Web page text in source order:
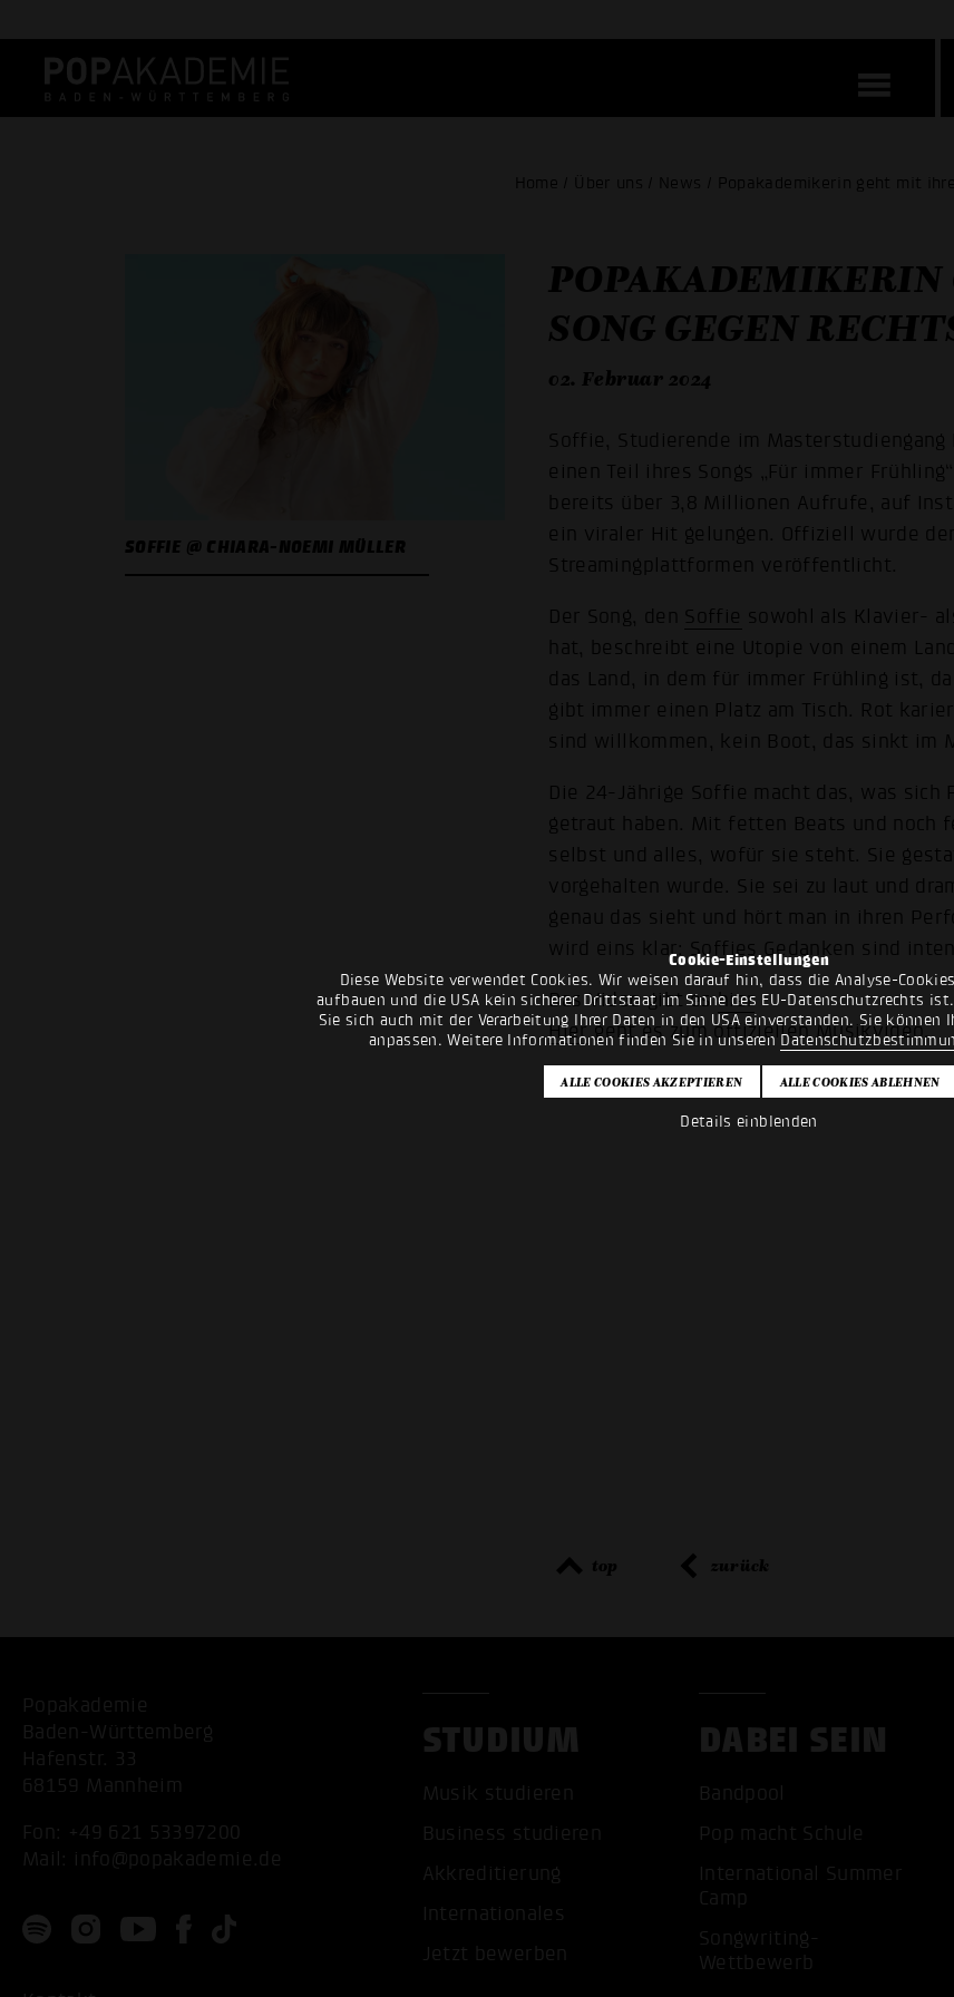
Cookie-Einstellungen
Diese Website verwendet Cookies. Wir weisen darauf hin, dass die Analyse-
aufbauen und die USA kein sicherer Drittstaat im Sinne des EU-Datenschutzrechts
Sie sich auch mit der Verarbeitung Ihrer Daten in den USA einverstanden. Sie können
anpassen. Weitere Informationen finden Sie in unseren
Details einblenden
Home / Über uns / News / Popakademikerin geht mit
SOFFIE @ CHIARA-NOEMI MÜLLER
SONG GEGEN
02. Februar 2024
Soffie, Studierende im
einen Teil ihres Songs „Für immer
bereits über 3,8 Millionen Aufrufe, auf
ein viraler Hit gelungen. Offiziell wurde
Streamingplattformen veröffentlicht.
Der Song, den Soffie sowohl als Klavier-
hat, beschreibt eine Utopie von einem
das Land, in dem für immer Frühling ist,
gibt immer einen Platz am Tisch. Rot
sind willkommen, kein Boot, das sinkt im
Die 24-Jährige Soffie macht das, was
getraut haben. Mit fetten Beats und noch
selbst und alles, wofür sie steht. Sie
vorgehalten wurde. Sie sei zu laut und
genau das sieht und hört man in ihren
wird eins klar: Soffies Gedanken sind
Das Video gibt eshier
Hiergeht es zum offiziellen Musikvideo.
top zurück
Popakademie
Baden-Württemberg
Hafenstr. 33
68159 Mannheim
Fon: +49 621 53397200
Mail: info@popakademie.de
STUDIUM
Musik studieren
Business studieren
Akkreditierung
Internationales
Jetzt bewerben
DABEI SEIN
Bandpool
Pop macht Schule
International Summer
Camp
Songwriting-
Wettbewerb